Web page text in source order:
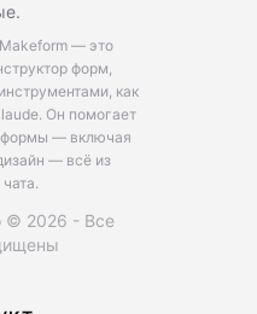
Makeform — это
форм,
как
Он помогает
формы — включая
— всё из
© 2026 - Все